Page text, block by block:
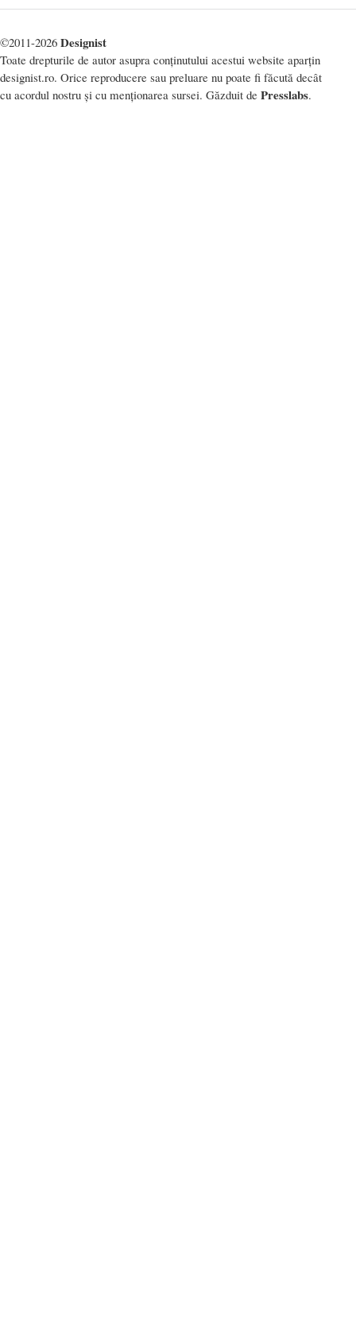
©2011-2026 Designist
Toate drepturile de autor asupra conținutului acestui website aparțin
designist.ro. Orice reproducere sau preluare nu poate fi făcută decât
cu acordul nostru și cu menționarea sursei. Găzduit de Presslabs.